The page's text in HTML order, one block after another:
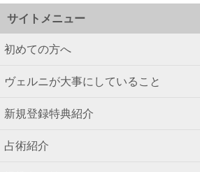
サイトメニュー
初めての方へ
ヴェルニが大事にしていること
新規登録特典紹介
占術紹介